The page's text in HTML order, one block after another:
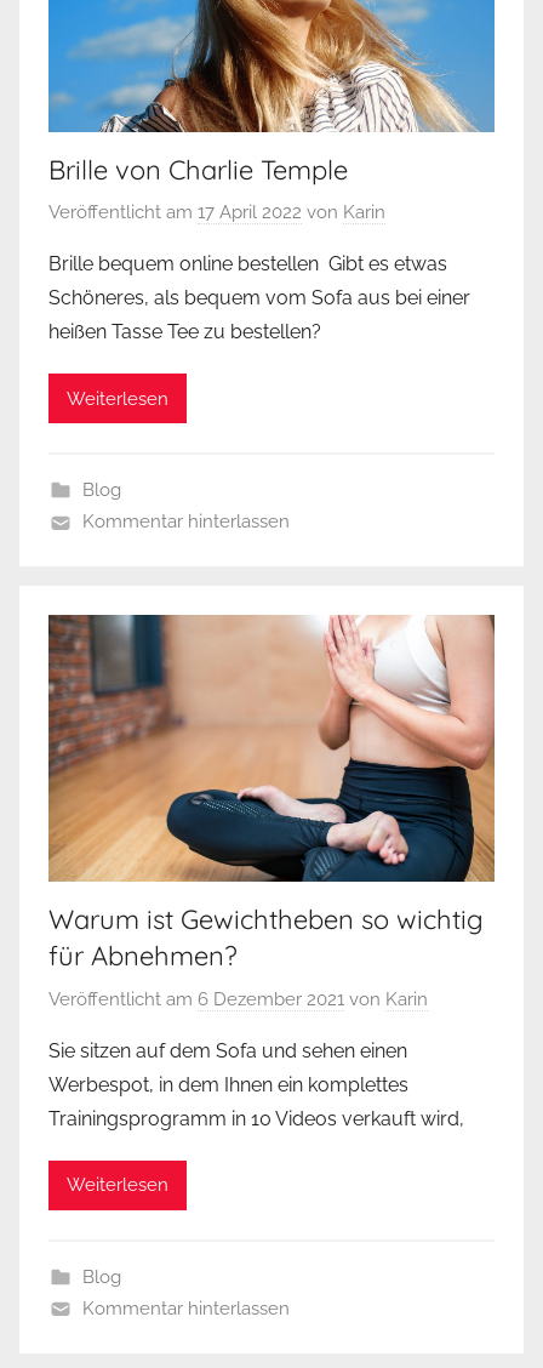
Brille von Charlie Temple
Veröffentlicht am 17 April 2022 von Karin
Brille bequem online bestellen Gibt es etwas
Schöneres, als bequem vom Sofa aus bei einer
heißen Tasse Tee zu bestellen?
Weiterlesen
Blog
Kommentar hinterlassen
Warum ist Gewichtheben so wichtig
für Abnehmen?
Veröffentlicht am 6 Dezember 2021 von Karin
Sie sitzen auf dem Sofa und sehen einen
Werbespot, in dem Ihnen ein komplettes
Trainingsprogramm in 10 Videos verkauft wird,
Weiterlesen
Blog
Kommentar hinterlassen